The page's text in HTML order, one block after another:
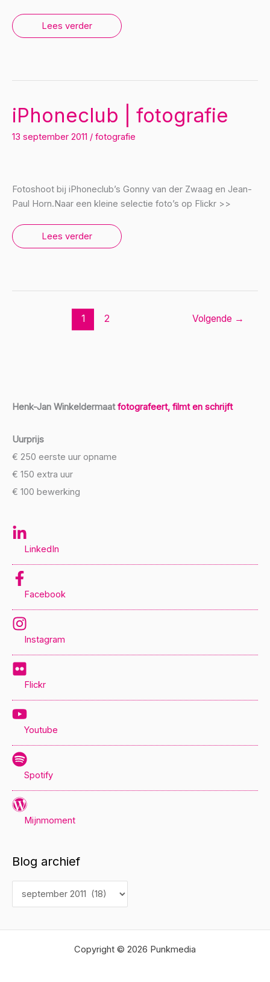
Functioneel
Lees verder
iPhoneclub | fotografie
13 september 2011 / fotografie
Fotoshoot bij iPhoneclub’s Gonny van der Zwaag en Jean-
Paul Horn.Naar een kleine selectie foto’s op Flickr >>
iPhoneclub
Lees verder
1 2 Volgende →
Henk-Jan Winkeldermaatfotografeert, filmt en schrijft
Uurprijs
€ 250 eerste uur opname
€ 150 extra uur
€ 100 bewerking
LinkedIn
Facebook
Instagram
Flickr
Youtube
Spotify
Mijnmoment
Blog archief
l
Copyright © 2026 Punkmedia